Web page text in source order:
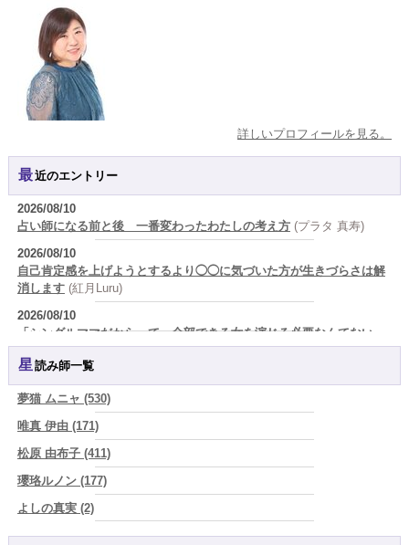
詳しいプロフィールを見る。
最近のエントリー
2026/08/10
占い師になる前と後 一番変わったわたしの考え方 (プラタ 真寿)
2026/08/10
自己肯定感を上げようとするより◯◯に気づいた方が生きづらさは解
消します (紅月Luru)
2026/08/10
「シングルママだからって、全部できる女を演じる必要なんてない。
家事も育児も仕事も完璧にこなして、最後に倒れるくらいなら、私は
堂々と手を抜く」
2026/08/10
誰かに好かれるために、自分を小さくして生きるくらいなら、嫌われ
たっていい。人生の最後に『私は私だった』と言えるほうが、ずっと
かっこいい
(芽百マミム)
2026/08/10
2026年8月10日 丙辰 自分の可能性を自然のままに表現する日
り)
2026/08/09
星読み師一覧
夢猫 ムニャ (530)
唯真 伊由 (171)
松原 由布子 (411)
瓔珞ルノン (177)
よしの真実 (2)
YOSHIKI (58)